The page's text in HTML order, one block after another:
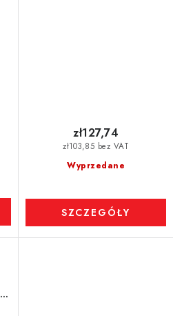
Wyprzedane
zł103,85 bez VAT
zł127,74
SZCZEGÓŁY